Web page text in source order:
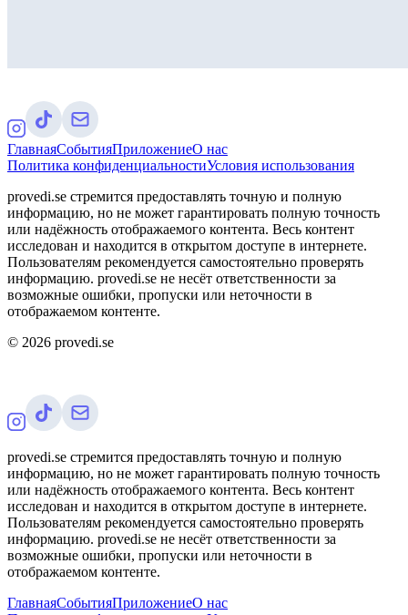
ГлавнаяСобытияПриложениеО нас
Политика конфиденциальностиУсловия использования
provedi.se стремится предоставлять точную и полную
информацию, но не может гарантировать полную точность
или надёжность отображаемого контента. Весь контент
исследован и находится в открытом доступе в интернете.
Пользователям рекомендуется самостоятельно проверять
информацию. provedi.se не несёт ответственности за
возможные ошибки, пропуски или неточности в
отображаемом контенте.
© 2026 provedi.se
provedi.se стремится предоставлять точную и полную
информацию, но не может гарантировать полную точность
или надёжность отображаемого контента. Весь контент
исследован и находится в открытом доступе в интернете.
Пользователям рекомендуется самостоятельно проверять
информацию. provedi.se не несёт ответственности за
возможные ошибки, пропуски или неточности в
отображаемом контенте.
ГлавнаяСобытияПриложениеО нас